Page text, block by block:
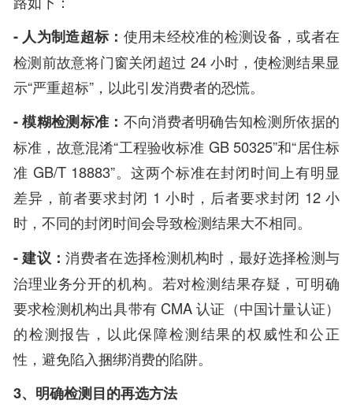
- 人为制造超标： 使用未经校准的检测设备，或者在
检测前故意将门窗关闭超过 24 小时，使检测结果显
示“严重超标”，以此引发消费者的恐慌。
- 模糊检测标准： 不向消费者明确告知检测所依据的
标准，故意混淆“工程验收标准 GB 50325”和“居住标
准 GB/T 18883”。这两个标准在封闭时间上有明显
差异，前者要求封闭 1 小时，后者要求封闭 12 小
时，不同的封闭时间会导致检测结果大不相同。
- 建议：消费者在选择检测机构时，最好选择检测与
治理业务分开的机构。若对检测结果存疑，可明确
要求检测机构出具带有 CMA 认证（中国计量认证）
的检测报告，以此保障检测结果的权威性和公正
性，避免陷入捆绑消费的陷阱。
3、明确检测目的再选方法